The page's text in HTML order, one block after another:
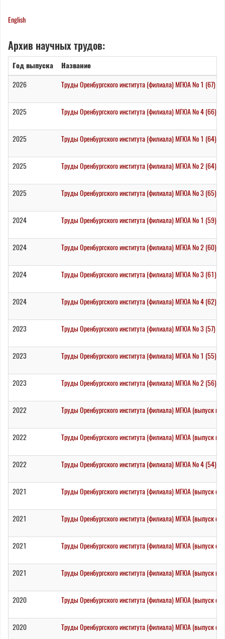
English
Архив научных трудов:
Год выпуска
Название
2026
Труды Оренбургского института (филиала) МГЮА № 1 (67) /
2025 Труды Оренбургского института (филиала) МГЮА № 4 (66) /
2025 Труды Оренбургского института (филиала) МГЮА № 1 (64) /
2025 Труды Оренбургского института (филиала) МГЮА № 2 (64) /
2025 Труды Оренбургского института (филиала) МГЮА № 3 (65) /
2024 Труды Оренбургского института (филиала) МГЮА № 1 (59) /
2024 Труды Оренбургского института (филиала) МГЮА № 2 (60) /
2024 Труды Оренбургского института (филиала) МГЮА № 3 (61) /
2024 Труды Оренбургского института (филиала) МГЮА № 4 (62) /
2023 Труды Оренбургского института (филиала) МГЮА № 3 (57) /
2023 Труды Оренбургского института (филиала) МГЮА № 1 (55) /
2023 Труды Оренбургского института (филиала) МГЮА № 2 (56) /
2022 Труды Оренбургского института (филиала) МГЮА (выпуск
2022 Труды Оренбургского института (филиала) МГЮА (выпуск
2022 Труды Оренбургского института (филиала) МГЮА № 4 (54) /
2021 Труды Оренбургского института (филиала) МГЮА (выпуск
2021 Труды Оренбургского института (филиала) МГЮА (выпуск
2021 Труды Оренбургского института (филиала) МГЮА (выпуск
2021 Труды Оренбургского института (филиала) МГЮА (выпуск
2020 Труды Оренбургского института (филиала) МГЮА (выпуск
2020 Труды Оренбургского института (филиала) МГЮА (выпуск